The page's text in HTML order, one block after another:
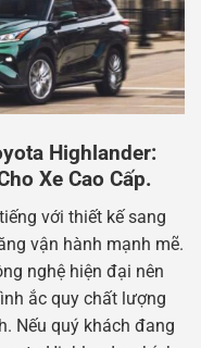
Highlander:
Xe Cao Cấp.
với thiết kế sang
vận hành mạnh mẽ.
nghệ hiện đại nên
ắc quy chất lượng
Nếu quý khách đang